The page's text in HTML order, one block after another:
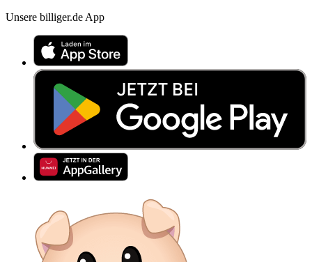
Unsere billiger.de App